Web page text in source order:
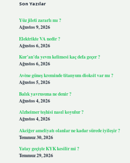
Son Yazılar
Yüz jileti zararlı mı ?
Ağustos 9, 2026
Elektrikte VA nedir ?
Ağustos 6, 2026
Kur’an’da yevm kelimesi kaç defa geçer ?
Ağustos 6, 2026
Avène güneş kreminde titanyum dioksit var mı ?
Ağustos 5, 2026
Balık yavrusuna ne denir ?
Ağustos 4, 2026
Alzheimer teşhisi nasıl koyulur ?
Ağustos 4, 2026
Akciğer ameliyatı olanlar ne kadar sürede iyileşir ?
Temmuz 30, 2026
Yatay geçişte KYK kesilir mi ?
Temmuz 29, 2026